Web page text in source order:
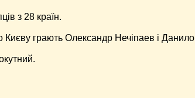
з 28 країн.
грають Олександр Нечіпаев і Данило